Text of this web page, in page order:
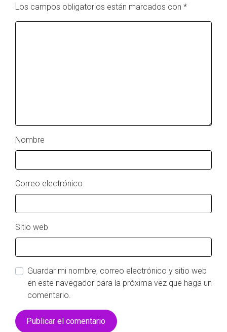
Los campos obligatorios están marcados con *
Nombre
Correo electrónico
Sitio web
Guardar mi nombre, correo electrónico y sitio web
en este navegador para la próxima vez que haga un
comentario.